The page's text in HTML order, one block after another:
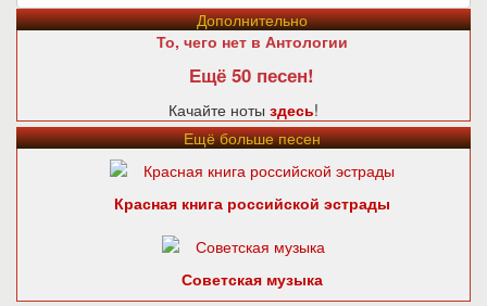
Дополнительно
То, чего нет в Антологии
Ещё 50 песен!
Качайте ноты здесь!
Ещё больше песен
Красная книга российской эстрады
Советская музыка